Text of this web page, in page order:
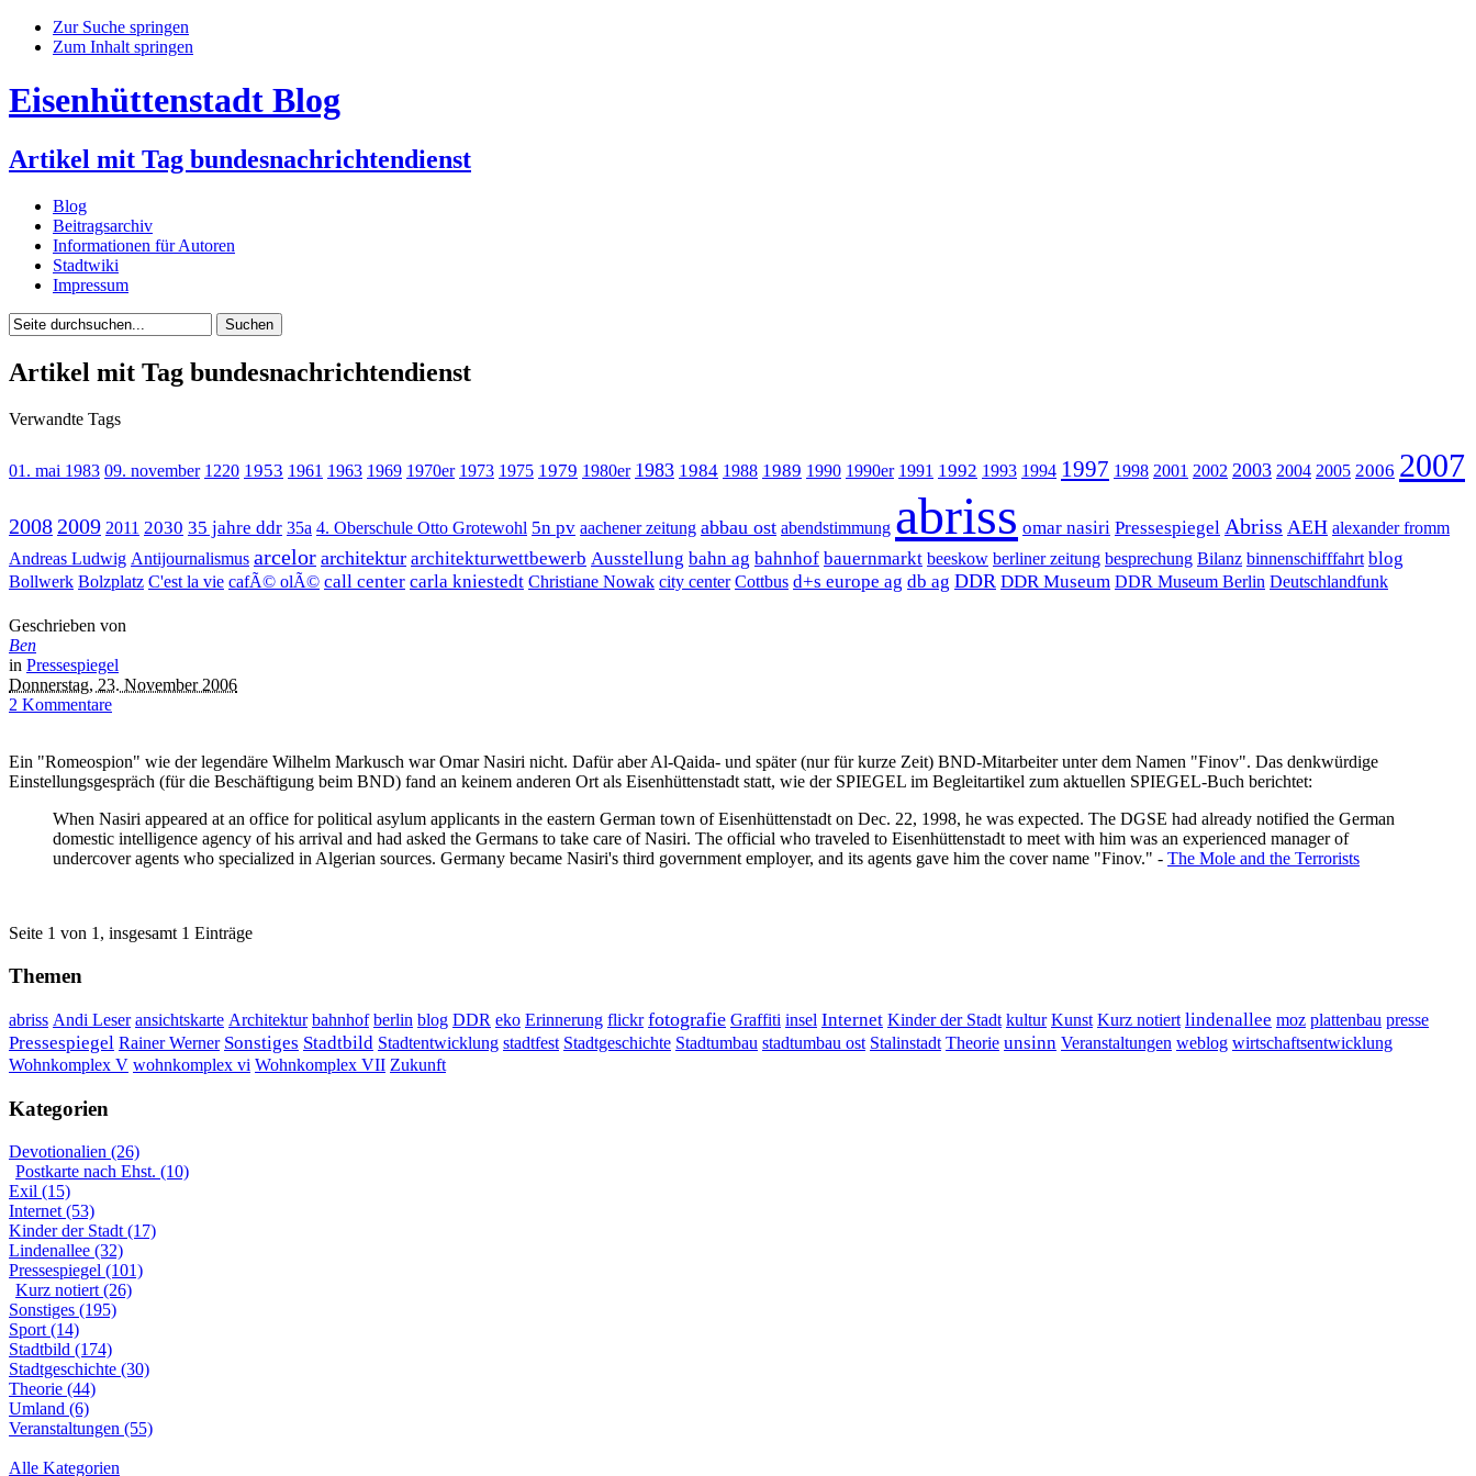
Zur Suche springen
Zum Inhalt springen
Eisenhüttenstadt Blog
Artikel mit Tag bundesnachrichtendienst
Blog
Beitragsarchiv
Informationen für Autoren
Stadtwiki
Impressum
Artikel mit Tag bundesnachrichtendienst
Verwandte Tags
01. mai 1983 09. november 1220 1953 1961 1963 1969 1970er 1973 1975 1979 1980er 1983 1984 1988 1989 1990 1990er 1991 1992 1993 1994 1997 1998 2001 2002 2003 2004 2005 2006 2007
2008 2009 2011 2030 35 jahre ddr 35a 4. Oberschule Otto Grotewohl 5n pv aachener zeitung abbau ost abendstimmung abriss omar nasiri Pressespiegel Abriss AEH alexander fromm
Andreas Ludwig Antijournalismus arcelor architektur architekturwettbewerb Ausstellung bahn ag bahnhof bauernmarkt beeskow berliner zeitung besprechung Bilanz binnenschifffahrt blog
Bollwerk Bolzplatz C'est la vie cafÃ© olÃ© call center carla kniestedt Christiane Nowak city center Cottbus d+s europe ag db ag DDR DDR Museum DDR Museum Berlin Deutschlandfunk
Geschrieben von
Ben
in Pressespiegel
Donnerstag, 23. November 2006
2 Kommentare
Ein "Romeospion" wie der legendäre Wilhelm Markusch war Omar Nasiri nicht. Dafür aber Al-Qaida- und später (nur für kurze Zeit) BND-Mitarbeiter unter dem Namen "Finov". Das denkwürdige
Einstellungsgespräch (für die Beschäftigung beim BND) fand an keinem anderen Ort als Eisenhüttenstadt statt, wie der SPIEGEL im Begleitartikel zum aktuellen SPIEGEL-Buch berichtet:
When Nasiri appeared at an office for political asylum applicants in the eastern German town of Eisenhüttenstadt on Dec. 22, 1998, he was expected. The DGSE had already notified the German
domestic intelligence agency of his arrival and had asked the Germans to take care of Nasiri. The official who traveled to Eisenhüttenstadt to meet with him was an experienced manager of
undercover agents who specialized in Algerian sources. Germany became Nasiri's third government employer, and its agents gave him the cover name "Finov." - The Mole and the Terrorists
Seite 1 von 1, insgesamt 1 Einträge
Themen
abriss Andi Leser ansichtskarte Architektur bahnhof berlin blog DDR eko Erinnerung flickr fotografie Graffiti insel Internet Kinder der Stadt kultur Kunst Kurz notiert lindenallee moz plattenbau presse
Pressespiegel Rainer Werner Sonstiges Stadtbild Stadtentwicklung stadtfest Stadtgeschichte Stadtumbau stadtumbau ost Stalinstadt Theorie unsinn Veranstaltungen weblog wirtschaftsentwicklung
Wohnkomplex V wohnkomplex vi Wohnkomplex VII Zukunft
Kategorien
Devotionalien (26)
Postkarte nach Ehst. (10)
Exil (15)
Internet (53)
Kinder der Stadt (17)
Lindenallee (32)
Pressespiegel (101)
Kurz notiert (26)
Sonstiges (195)
Sport (14)
Stadtbild (174)
Stadtgeschichte (30)
Theorie (44)
Umland (6)
Veranstaltungen (55)
Alle Kategorien